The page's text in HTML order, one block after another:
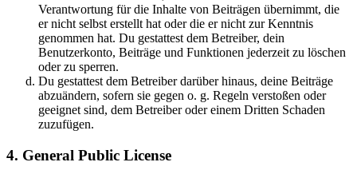
Verantwortung für die Inhalte von Beiträgen übernimmt, die
er nicht selbst erstellt hat oder die er nicht zur Kenntnis
genommen hat. Du gestattest dem Betreiber, dein
Benutzerkonto, Beiträge und Funktionen jederzeit zu löschen
oder zu sperren.
Du gestattest dem Betreiber darüber hinaus, deine Beiträge
abzuändern, sofern sie gegen o. g. Regeln verstoßen oder
geeignet sind, dem Betreiber oder einem Dritten Schaden
zuzufügen.
4. General Public License